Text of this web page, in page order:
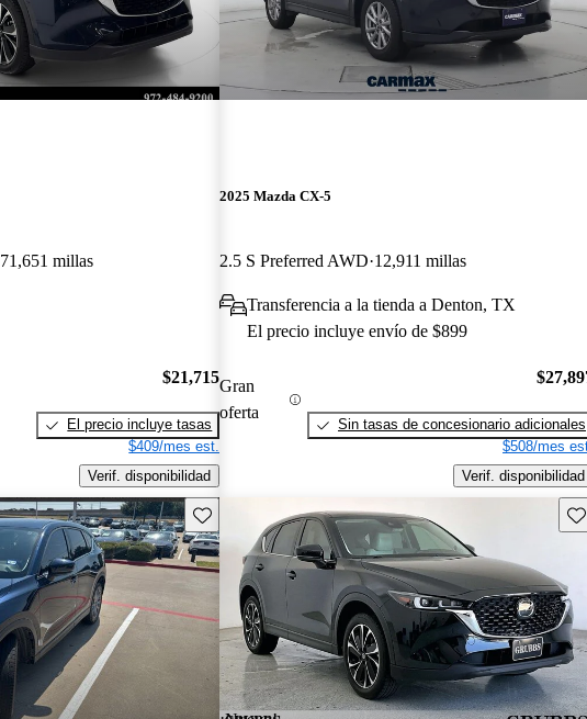
71,651 millas
$21,715
El precio incluye tasas
$409/mes est.
Verif. disponibilidad
2025 Mazda CX-5
2.5 S Preferred AWD 12,911 millas
Transferencia a la tienda a Denton, TX
El precio incluye envío de $899
Gran
oferta
Sin tasas de concesionario adicionales
$508/mes
Verif. disponibilidad
Guarda este Aviso